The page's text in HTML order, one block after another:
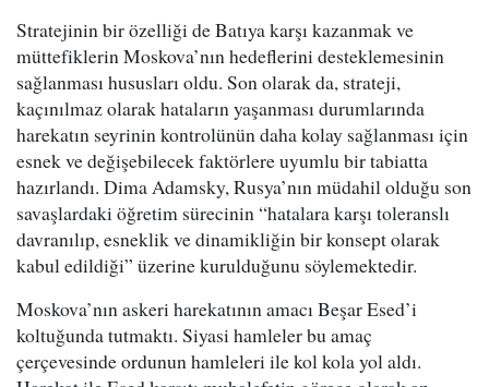
Stratejinin bir özelliği de Batıya karşı kazanmak ve
müttefiklerin Moskova’nın hedeflerini desteklemesinin
sağlanması hususları oldu. Son olarak da, strateji,
kaçınılmaz olarak hataların yaşanması durumlarında
harekatın seyrinin kontrolünün daha kolay sağlanması için
esnek ve değişebilecek faktörlere uyumlu bir tabiatta
hazırlandı. Dima Adamsky, Rusya’nın müdahil olduğu son
savaşlardaki öğretim sürecinin “hatalara karşı toleranslı
davranılıp, esneklik ve dinamikliğin bir konsept olarak
kabul edildiği” üzerine kurulduğunu söylemektedir.
Moskova’nın askeri harekatının amacı Beşar Esed’i
koltuğunda tutmaktı. Siyasi hamleler bu amaç
çerçevesinde ordunun hamleleri ile kol kola yol aldı.